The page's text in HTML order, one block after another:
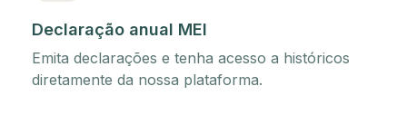
Declaração anual MEI
Emita declarações e tenha acesso a históricos
diretamente da nossa plataforma.